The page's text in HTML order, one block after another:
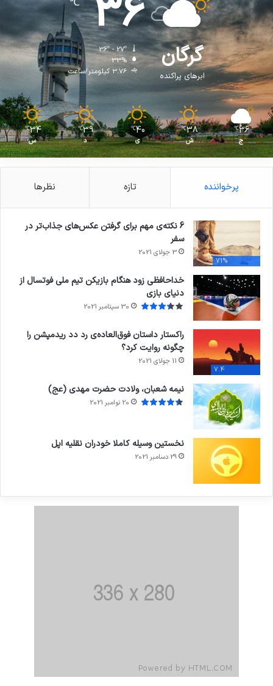
گرگان
ابرهای پراکنده
36
36º - 27º
33%
3.76 کیلومتر/ساعت
36
℃
ج
38
℃
ش
40
℃
ی
39
℃
د
34
℃
س
پرخواننده تازه نظرها
71%
6 نکته‌ی مهم برای گرفتن عکس‌های جذاب‌تر در
سفر
3 جولای 2021
خداحافظی زود هنگام بازیکن تیم ملی فوتسال از
دنیای بازی
30 سپتامبر 2021
7.4
راکستار داستان فوق‌العاده‌ی رد دد ریدمپشن را
چگونه روایت کرد؟
11 جولای 2021
نیمه شعبان، ولادت حضرت مهدی (عج)
20 نوامبر 2021
نخستین وسیله کاملا خودران نقلیه اپل
29 دسامبر 2021